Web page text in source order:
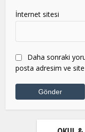
İnternet sitesi
Daha sonraki
posta adresim ve site